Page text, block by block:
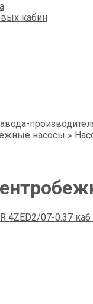
кабин
насосы »
4ZED2/07-0.37